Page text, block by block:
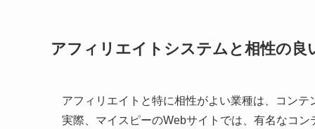
アフィリエイトシステムと相性の良
アフィリエイトと特に相性がよい業種は、コンテ
実際、マイスピーのWebサイトでは、有名なコ